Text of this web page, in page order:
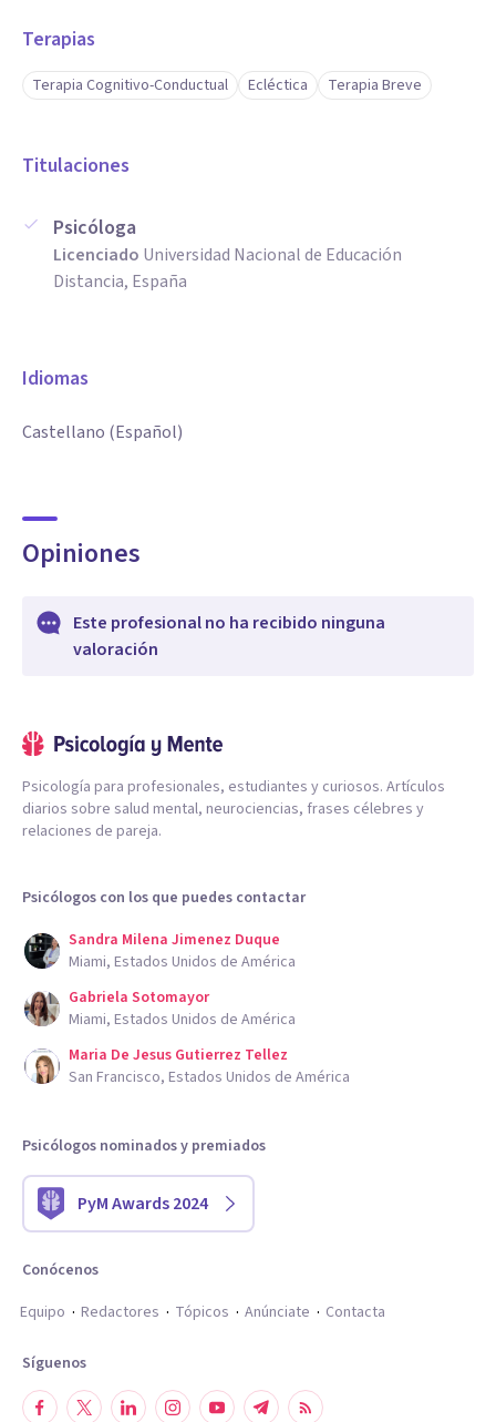
Terapias
Terapia Cognitivo-Conductual Ecléctica Terapia Breve
Titulaciones
Psicóloga
Licenciado Universidad Nacional de Educación
Distancia, España
Idiomas
Castellano (Español)
Opiniones
Este profesional no ha recibido ninguna
valoración
Psicología para profesionales, estudiantes y curiosos. Artículos
diarios sobre salud mental, neurociencias, frases célebres y
relaciones de pareja.
Psicólogos con los que puedes contactar
Sandra Milena Jimenez Duque
Miami, Estados Unidos de América
Gabriela Sotomayor
Miami, Estados Unidos de América
Maria De Jesus Gutierrez Tellez
San Francisco, Estados Unidos de América
Psicólogos nominados y premiados
PyM Awards 2024
Conócenos
Equipo
Redactores Tópicos Anúnciate Contacta
Síguenos